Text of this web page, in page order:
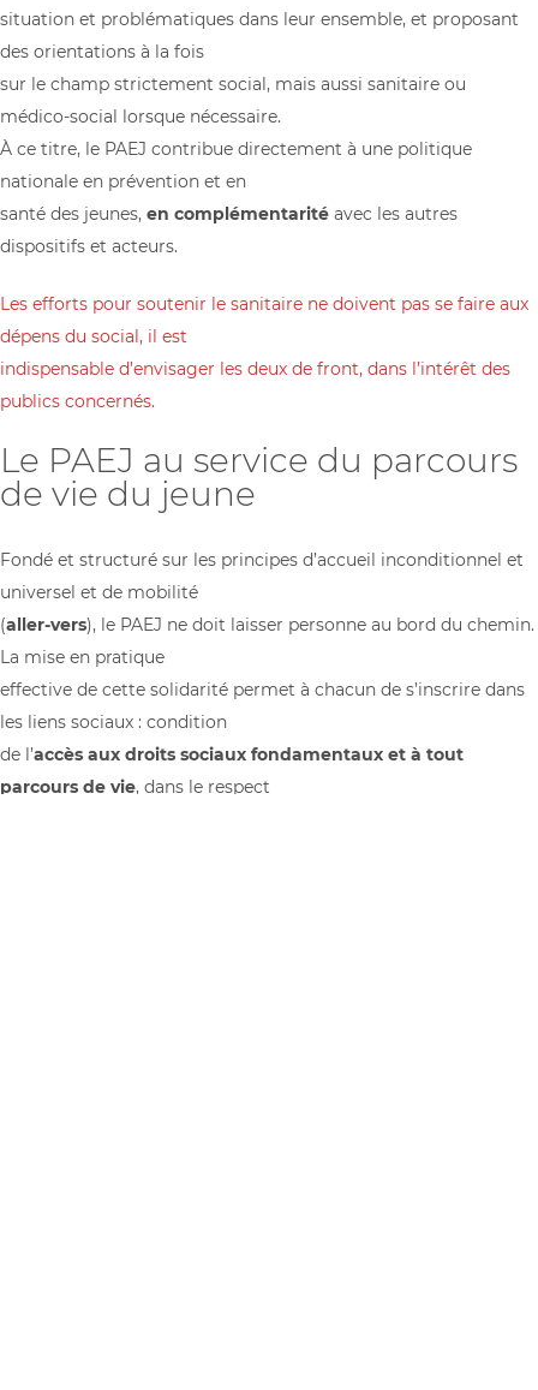
situation et problématiques dans leur ensemble, et proposant
des orientations à la fois
sur le champ strictement social, mais aussi sanitaire ou
médico-social lorsque nécessaire.
À ce titre, le PAEJ contribue directement à une politique
nationale en prévention et en
santé des jeunes, en complémentarité avec les autres
dispositifs et acteurs.
Les efforts pour soutenir le sanitaire ne doivent pas se faire aux
dépens du social, il est
indispensable d’envisager les deux de front, dans l’intérêt des
publics concernés.
Le PAEJ au service du parcours
de vie du jeune
Fondé et structuré sur les principes d’accueil inconditionnel et
universel et de mobilité
(aller-vers), le PAEJ ne doit laisser personne au bord du chemin.
La mise en pratique
effective de cette solidarité permet à chacun de s’inscrire dans
les liens sociaux : condition
de l’accès aux droits sociaux fondamentaux et à tout
parcours de vie, dans le respect